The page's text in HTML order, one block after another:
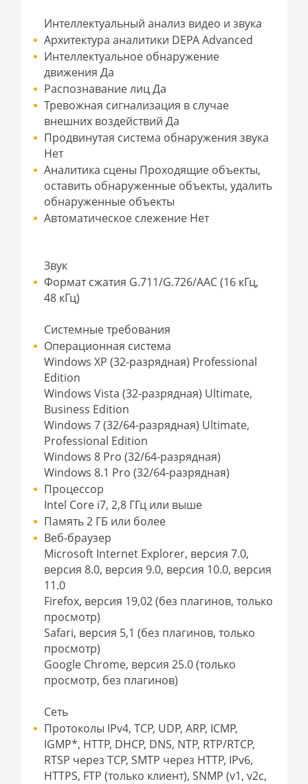
Интеллектуальный анализ видео и звука
Архитектура аналитики DEPA Advanced
Интеллектуальное обнаружение
движения Да
Распознавание лиц Да
Тревожная сигнализация в случае
внешних воздействий Да
Продвинутая система обнаружения звука
Нет
Аналитика сцены Проходящие объекты,
оставить обнаруженные объекты, удалить
обнаруженные объекты
Автоматическое слежение Нет
Звук
Формат сжатия G.711/G.726/AAC (16 кГц,
48 кГц)
Системные требования
Операционная система
Windows XP (32-разрядная) Professional
Edition
Windows Vista (32-разрядная) Ultimate,
Business Edition
Windows 7 (32/64-разрядная) Ultimate,
Professional Edition
Windows 8 Pro (32/64-разрядная)
Windows 8.1 Pro (32/64-разрядная)
Процессор
Intel Core i7, 2,8 ГГц или выше
Память 2 ГБ или более
Веб-браузер
Microsoft Internet Explorer, версия 7.0,
версия 8.0, версия 9.0, версия 10.0, версия
11.0
Firefox, версия 19,02 (без плагинов, только
просмотр)
Safari, версия 5,1 (без плагинов, только
просмотр)
Google Chrome, версия 25.0 (только
просмотр, без плагинов)
Сеть
Протоколы IPv4, TCP, UDP, ARP, ICMP,
IGMP*, HTTP, DHCP, DNS, NTP, RTP/RTCP,
RTSP через TCP, SMTP через HTTP, IPv6,
HTTPS, FTP (только клиент), SNMP (v1, v2c,